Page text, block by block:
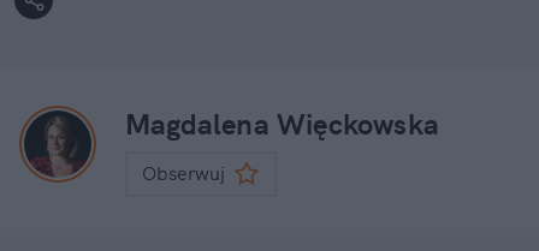
Magdalena Więckowska
Obserwuj